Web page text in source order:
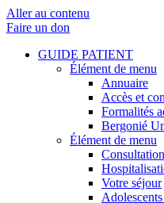
Aller au contenu
Faire un don
GUIDE PATIENT
Élément de menu
Annuaire
Accès et
Formalités
Bergonié
Élément de menu
Votre séjour